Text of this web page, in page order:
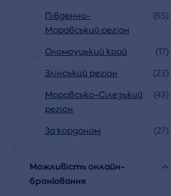
Південно-
Моравський регіон
(65)
Оломоуцький край
(17)
Злінський регіон
(23)
Моравсько-Сілезький
регіон
(43)
За кордоном (27)
Можливість онлайн-
бронювання